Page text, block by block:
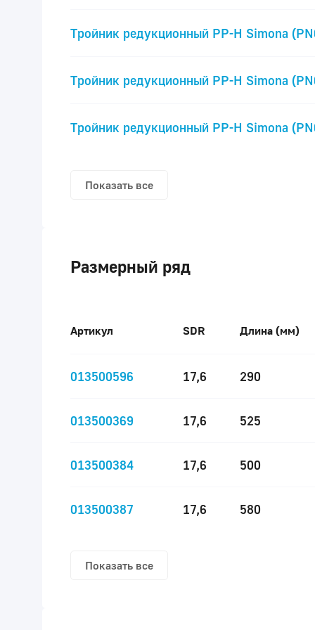
Тройник редукционный PP-H Simona
Тройник редукционный PP-H Simona
Тройник редукционный PP-H Simona
Показать все
Размерный ряд
Артикул SDR Длина (мм)
013500596 17,6 290
013500369 17,6 525
013500384 17,6 500
013500387 17,6 580
Показать все